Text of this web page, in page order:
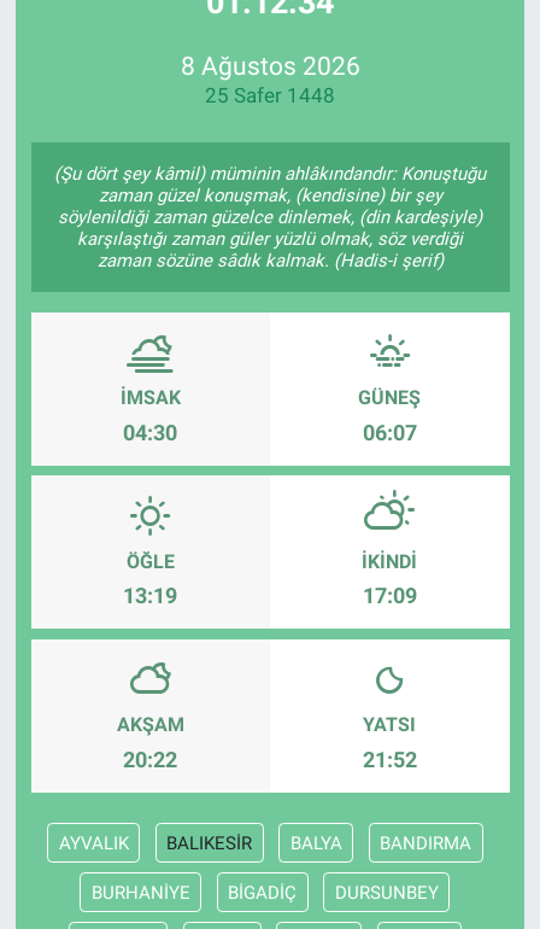
8 Ağustos 2026
25 Safer 1448
(Şu dört şey kâmil) müminin ahlâkındandır: Konuştuğu
zaman güzel konuşmak, (kendisine) bir şey
söylenildiği zaman güzelce dinlemek, (din kardeşiyle)
karşılaştığı zaman güler yüzlü olmak, söz verdiği
zaman sözüne sâdık kalmak. (Hadis-i şerif)
İMSAK
04:30
GÜNEŞ
06:07
ÖĞLE
13:19
İKINDI
17:09
AKŞAM
20:22
YATSI
21:52
AYVALIK BALIKESİR BALYA BANDIRMA
BURHANİYE BİGADİÇ DURSUNBEY
Özel Haberler
Kadın
Erişim Bilgileri
Ramazan